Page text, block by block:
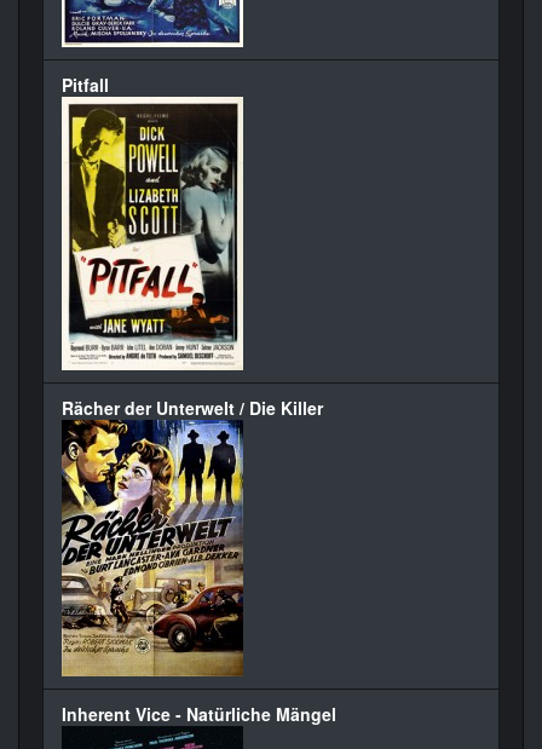
Pitfall
Rächer der Unterwelt / Die Killer
Inherent Vice - Natürliche Mängel